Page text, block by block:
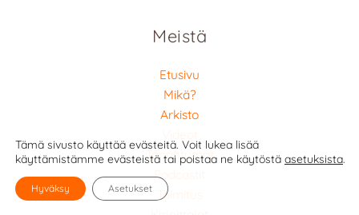
Meistä
Etusivu
Mikä?
Arkisto
Tapahtumat
Podcastit
Toimitus
Tämä sivusto käyttää evästeitä. Voit lukea lisää
käyttämistämme evästeistä tai poistaa ne käytöstä asetuksista.
Hyväksy Asetukset